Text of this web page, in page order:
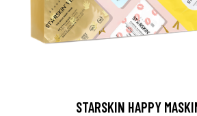
STARSKIN HAPPY